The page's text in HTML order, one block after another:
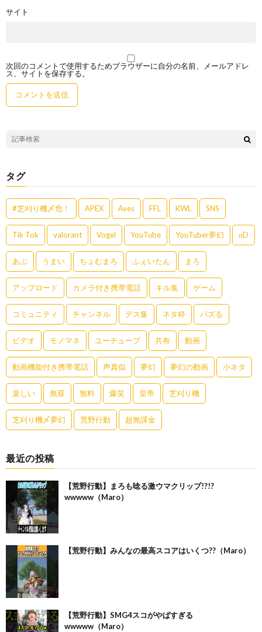
サイト
次回のコメントで使用するためブラウザーに自分の名前、メールアドレ
ス、サイトを保存する。
タグ
#芝刈り機〆危！ APEX Aves FFL KWL SNS
Tik Tok valorant Vogel YouTube YouTuber夢幻 αD
あぶ うまい ちょむまろ ふぇいたん まろ
アップロード カメラ付き携帯電話 キル集 ゲーム
コミュニティ チャンネル デス集 ネタ枠 バズる
ビデオ モノマネ ユーチューブ 共有 動画
動画機能付き携帯電話 声真似 夢幻 夢幻の動画 小ネタ
楽しい 無双 無料 爆笑 皇帝 芝刈り機
芝刈り機〆夢幻 荒野行動 超無課金
最近の投稿
【荒野行動】まろも唸る激ウマクリップ!?!?
wwwww（Maro）
【荒野行動】みんなの最高スコアはいくつ??（Maro）
【荒野行動】SMG4スコがやばすぎる
wwwww（Maro）